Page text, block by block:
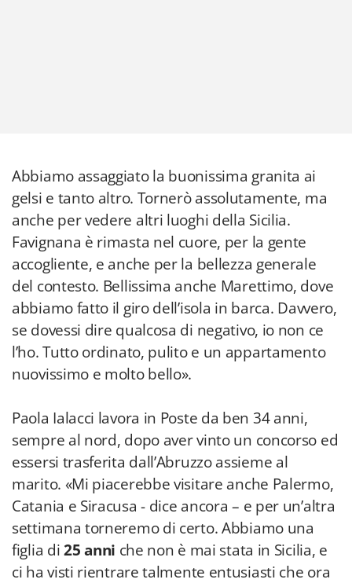
Abbiamo assaggiato la buonissima granita ai
gelsi e tanto altro. Tornerò assolutamente, ma
anche per vedere altri luoghi della Sicilia.
Favignana è rimasta nel cuore, per la gente
accogliente, e anche per la bellezza generale
del contesto. Bellissima anche Marettimo, dove
abbiamo fatto il giro dell’isola in barca. Davvero,
se dovessi dire qualcosa di negativo, io non ce
l’ho. Tutto ordinato, pulito e un appartamento
nuovissimo e molto bello».
Paola Ialacci lavora in Poste da ben 34 anni,
sempre al nord, dopo aver vinto un concorso ed
essersi trasferita dall’Abruzzo assieme al
marito. «Mi piacerebbe visitare anche Palermo,
Catania e Siracusa - dice ancora – e per un’altra
settimana torneremo di certo. Abbiamo una
figlia di25 anni che non è mai stata in Sicilia, e
ci ha visti rientrare talmente entusiasti che ora